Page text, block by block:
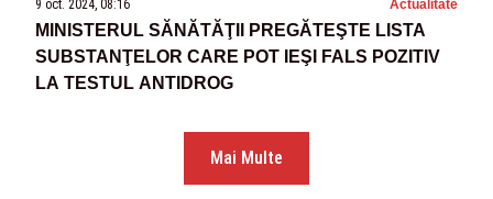
9 oct. 2024, 08:16 Actualitate
MINISTERUL SĂNĂTĂŢII PREGĂTEŞTE LISTA
SUBSTANŢELOR CARE POT IEŞI FALS POZITIV
LA TESTUL ANTIDROG
Mai Multe